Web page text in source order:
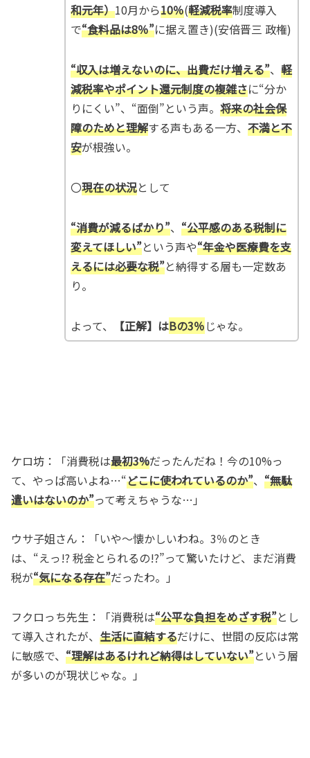
和元年）10月から10％(軽減税率制度導入
で“食料品は8％”に据え置き)(安倍晋三 政権)
“収入は増えないのに、出費だけ増える”、 軽
減税率やポイント還元制度の複雑さに“分か
りにくい”、“面倒”という声。 将来の社会保
障のためと理解する声もある一方、 不満と不
安が根強い。
〇現在の状況として
“消費が減るばかり”、 “公平感のある税制に
変えてほしい”という声や“年金や医療費を支
えるには必要な税”と納得する層も一定数あ
り。
よって、 【正解】はBの3％じゃな。
ケロ坊：「消費税は最初3%だったんだね！今の10%っ
て、やっぱ高いよね…“どこに使われているのか”、 “無駄
遣いはないのか”って考えちゃうな…」
ウサ子姐さん：「いや〜懐かしいわね。3％のとき
は、“えっ!? 税金とられるの!?”って驚いたけど、まだ消費
税が“気になる存在”だったわ。」
フクロっち先生：「消費税は“公平な負担をめざす税”とし
て導入されたが、 生活に直結するだけに、世間の反応は常
に敏感で、 “理解はあるけれど納得はしていない”という層
が多いのが現状じゃな。」